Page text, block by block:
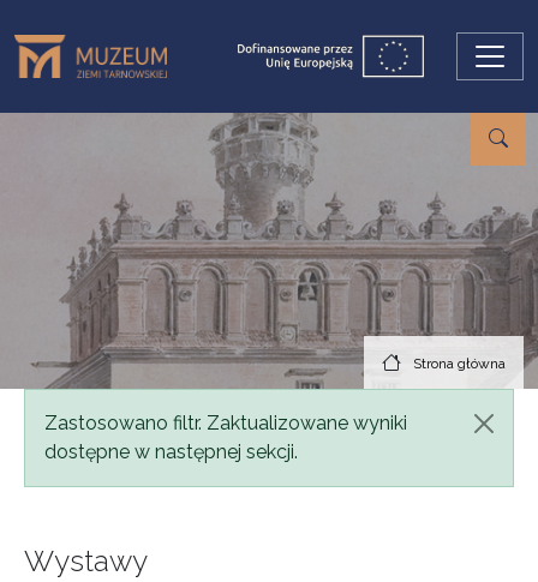
Strona główna
Komunikat
Zastosowano filtr. Zaktualizowane wyniki
dostępne w następnej sekcji.
Wystawy